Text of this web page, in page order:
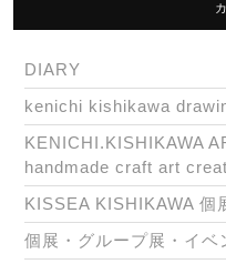
DIARY
kenichi kishikawa
KENICHI.KISHIKAWA
handmade craft art
KISSEA KISHIKAWA 個
個展・グループ展・イベ